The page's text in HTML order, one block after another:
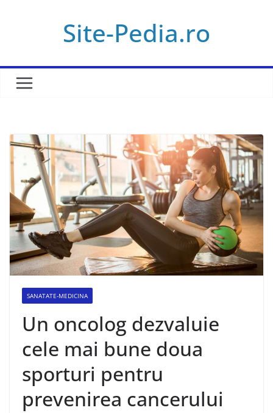
Site-Pedia.ro
SANATATE-MEDICINA
Un oncolog dezvaluie
cele mai bune doua
sporturi pentru
prevenirea cancerului